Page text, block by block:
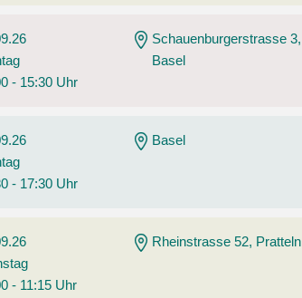
- 15:30 Uhr
Schauenburgerstrasse 3,
Basel
- 17:30 Uhr
Basel
- 11:15 Uhr
Rheinstrasse 52, Pratteln